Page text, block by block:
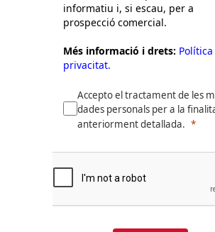
informatiu i, si escau, per a
prospecció comercial.
Més informació i drets:
privacitat.
Accepto el tractament de les
dades personals per a la
anteriorment detallada.